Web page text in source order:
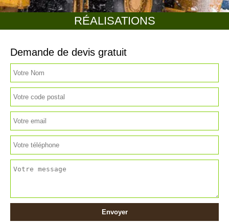
RÉALISATIONS
Demande de devis gratuit